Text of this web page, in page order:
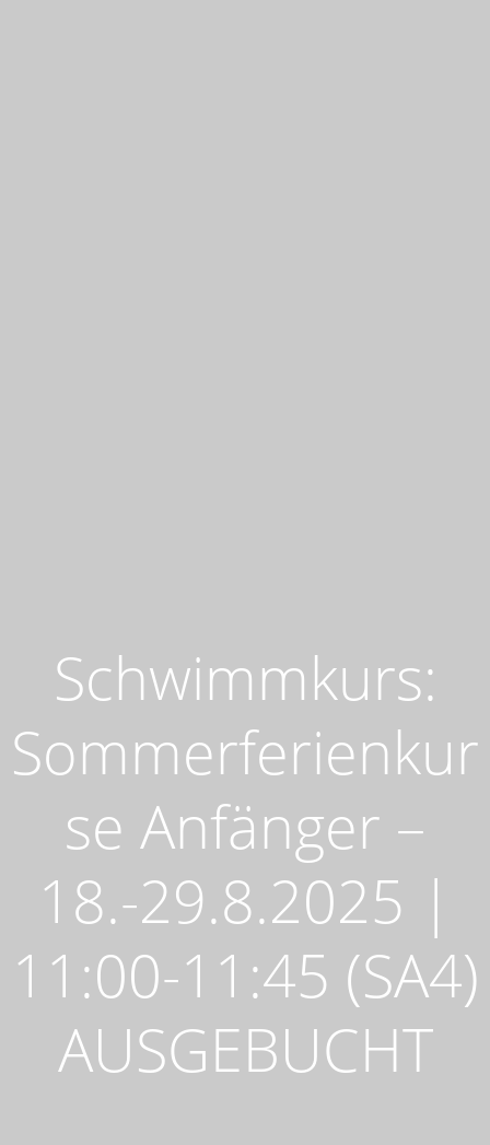
Schwimmkurs:
Sommerferienkur
se Anfänger –
18.-29.8.2025 |
11:00-11:45 (SA4)
AUSGEBUCHT